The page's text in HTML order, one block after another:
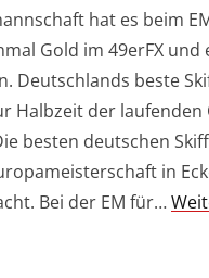
hat es beim
Gold im 49erFX und
Deutschlands beste
Halbzeit der laufenden
besten deutschen
in
Bei der EM für…